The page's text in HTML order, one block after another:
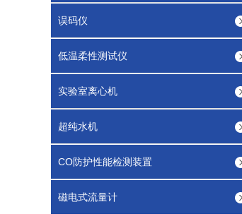
误码仪
低温柔性测试仪
实验室离心机
超纯水机
CO防护性能检测装置
磁电式流量计